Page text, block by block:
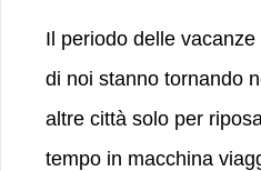
Il periodo delle
di noi stanno tornando
altre città solo per
tempo in macchina